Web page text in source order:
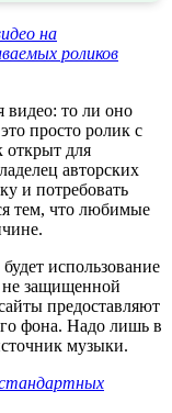
на
роликов
видео: то ли оно
просто ролик с
открыт для
авторских
и потребовать
тем, что любимые
использование
не защищенной
предоставляют
фона. Надо лишь в
музыки.